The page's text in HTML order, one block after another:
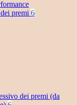
premi 6
dei premi (da